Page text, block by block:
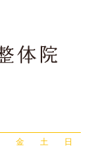
金 土
日